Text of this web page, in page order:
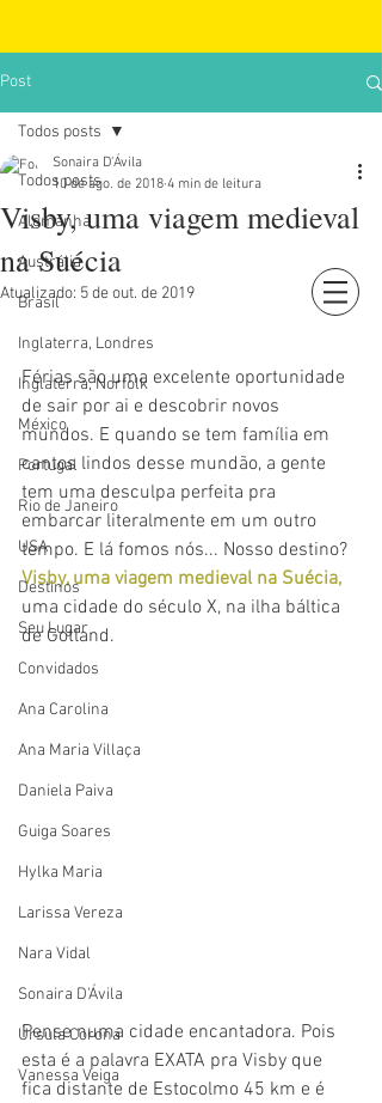
Post
Todos posts
Alemanha
Austrália
Brasil
Inglaterra, Londres
Inglaterra, Norfolk
México
Portugal
Rio de Janeiro
USA
Destinos
Seu Lugar
Convidados
Ana Carolina
Ana Maria Villaça
Daniela Paiva
Guiga Soares
Hylka Maria
Larissa Vereza
Nara Vidal
Sonaira D'Ávila
Úrsula Corona
Vanessa Veiga
Todos posts
Visby, uma viagem medieval
na Suécia
Sonaira D'Ávila
10 de ago. de 2018 4 min de leitura
Atualizado: 5 de out. de 2019
Férias são uma excelente oportunidade
de sair por ai e descobrir novos
mundos. E quando se tem família em
cantos lindos desse mundão, a gente
tem uma desculpa perfeita pra
embarcar literalmente em um outro
tempo. E lá fomos nós... Nosso destino?
Visby, uma viagem medieval na Suécia,
uma cidade do século X, na ilha báltica
de Gotland.
Pense numa cidade encantadora. Pois
esta é a palavra EXATA pra Visby que
fica distante de Estocolmo 45 km e é